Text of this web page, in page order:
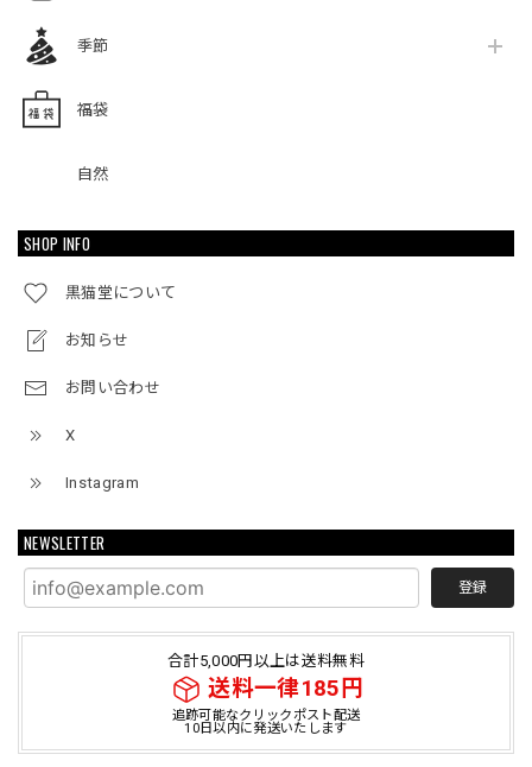
季節
福袋
自然
SHOP INFO
黒猫堂について
お知らせ
お問い合わせ
X
Instagram
NEWSLETTER
登録
合計5,000円以上は送料無料
送料一律185円
追跡可能なクリックポスト配送
10日以内に発送いたします